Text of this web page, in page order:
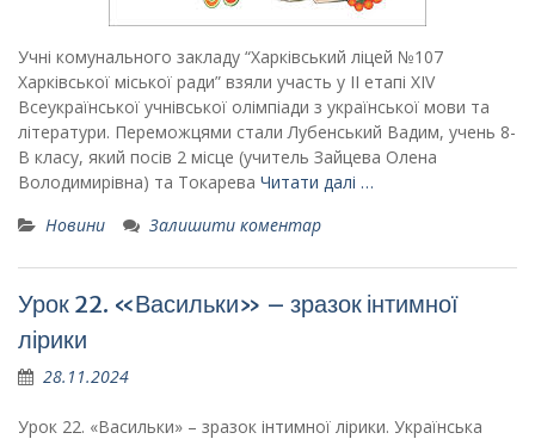
Учні комунального закладу “Харківський ліцей №107
Харківської міської ради” взяли участь у ІІ етапі ХIV
Всеукраїнської учнівської олімпіади з української мови та
літератури. Переможцями стали Лубенський Вадим, учень 8-
В класу, який посів 2 місце (учитель Зайцева Олена
Володимирівна) та Токарева Читати далі …
Новини
Залишити коментар
Урок 22. «Васильки» – зразок інтимної
лірики
28.11.2024
Урок 22. «Васильки» – зразок інтимної лірики. Українська